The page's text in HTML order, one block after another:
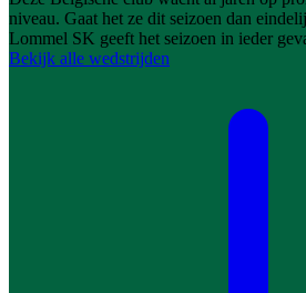
niveau. Gaat het ze dit seizoen dan
Lommel SK geeft het seizoen in ieder
Bekijk alle wedstrijden